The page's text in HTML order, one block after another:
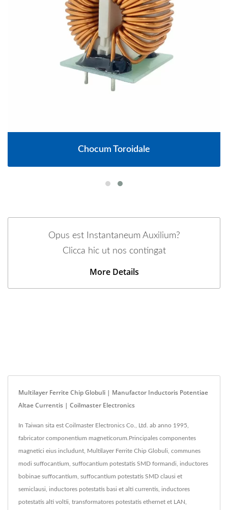
Chocum Toroidale
Opus est Instantaneum Auxilium?
Clicca hic ut nos contingat
More Details
Multilayer Ferrite Chip Globuli | Manufactor Inductoris Potentiae
Altae Currentis | Coilmaster Electronics
In Taiwan sita est Coilmaster Electronics Co., Ltd. ab anno 1995,
fabricator componentium magneticorum.Principales componentes
magnetici eius includunt, Multilayer Ferrite Chip Globuli, communes
modi suffocantium, suffocantium potestatis SMD formandi, inductores
bobinae suffocantium, suffocantium potestatis SMD clausi et
semiclausi, inductores potestatis basi et alti currentis, inductores
potestatis alti voltii, transformatores potestatis ethernet et LAN,